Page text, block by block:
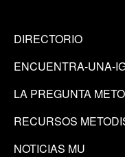
DIRECTORIO
ENCUENTRA-UNA-
LA PREGUNTA
RECURSOS
NOTICIAS MU